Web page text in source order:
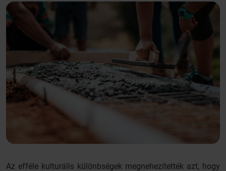
Az efféle kulturális különbségek megnehezítették azt, hogy